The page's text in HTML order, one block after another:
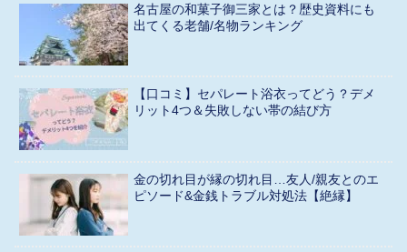
名古屋の和菓子御三家とは？歴史資料にも
出てくる老舗/名物ランキング
【口コミ】セパレート浴衣ってどう？デメ
リット4つ＆失敗しない帯の結び方
金の切れ目が縁の切れ目…友人/親友とのエ
ピソード&金銭トラブル対処法【絶縁】